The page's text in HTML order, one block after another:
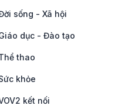
sống - Xã hội
dục - Đào tạo
thao
khỏe
kết nối